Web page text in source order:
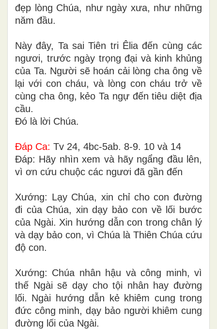
đẹp lòng Chúa, như ngày xưa, như những
năm đầu.
Này đây, Ta sai Tiên tri Êlia đến cùng các
ngươi, trước ngày trọng đại và kinh khủng
của Ta. Người sẽ hoán cải lòng cha ông về
lại với con cháu, và lòng con cháu trở về
cùng cha ông, kẻo Ta ngự đến tiêu diệt địa
cầu.
Ðó là lời Chúa.
Ðáp Ca: Tv 24, 4bc-5ab. 8-9. 10 và 14
Ðáp: Hãy nhìn xem và hãy ngẩng đầu lên,
vì ơn cứu chuộc các ngươi đã gần đến
Xướng: Lạy Chúa, xin chỉ cho con đường
đi của Chúa, xin dạy bảo con về lối bước
của Ngài. Xin hướng dẫn con trong chân lý
và dạy bảo con, vì Chúa là Thiên Chúa cứu
độ con.
Xướng: Chúa nhân hậu và công minh, vì
thế Ngài sẽ dạy cho tội nhân hay đường
lối. Ngài hướng dẫn kẻ khiêm cung trong
đức công minh, dạy bảo người khiêm cung
đường lối của Ngài.